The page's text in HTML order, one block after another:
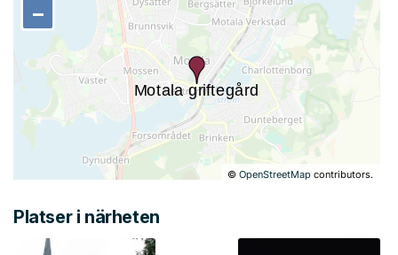
−
©OpenStreetMap contributors.
−
Platser i närheten